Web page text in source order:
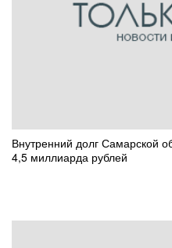
Внутренний долг Самарской
4,5 миллиарда рублей